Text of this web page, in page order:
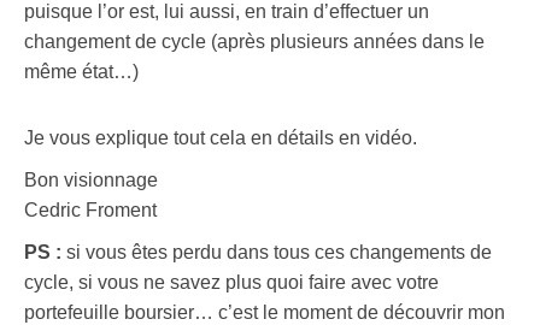
puisque l’or est, lui aussi, en train d’effectuer un
changement de cycle (après plusieurs années dans le
même état…)
Je vous explique tout cela en détails en vidéo.
Bon visionnage
Cedric Froment
PS : si vous êtes perdu dans tous ces changements de
cycle, si vous ne savez plus quoi faire avec votre
portefeuille boursier… c’est le moment de découvrir mon